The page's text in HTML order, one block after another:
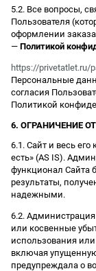
5.2. Все вопросы,
Пользователя
оформлении
— Политикой
https://privetatlet.ru/
Персональные
согласия
Политикой
6. ОГРАНИЧЕНИЕ
6.1. Сайт и весь
есть» (AS IS).
функционал Сайта
результаты,
надежными.
6.2.
или косвенные
использования
включая
предупреждала о